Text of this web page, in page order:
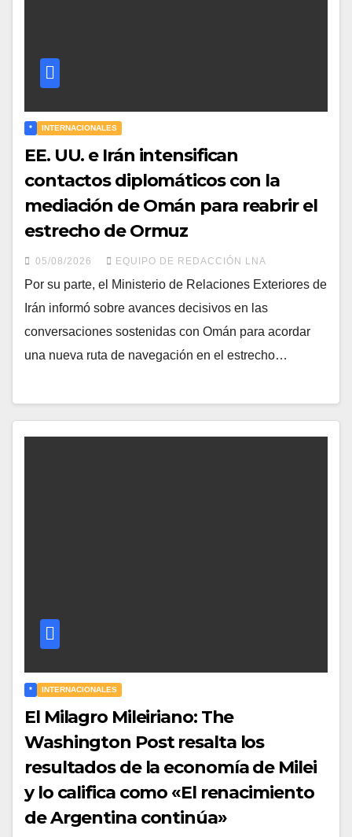
* INTERNACIONALES
EE. UU. e Irán intensifican
contactos diplomáticos con la
mediación de Omán para reabrir el
estrecho de Ormuz
05/08/2026 EQUIPO DE REDACCIÓN LNA
​Por su parte, el Ministerio de Relaciones Exteriores de
Irán informó sobre avances decisivos en las
conversaciones sostenidas con Omán para acordar
una nueva ruta de navegación en el estrecho…
* INTERNACIONALES
El Milagro Mileiriano: The
Washington Post resalta los
resultados de la economía de Milei
y lo califica como «El renacimiento
de Argentina continúa»